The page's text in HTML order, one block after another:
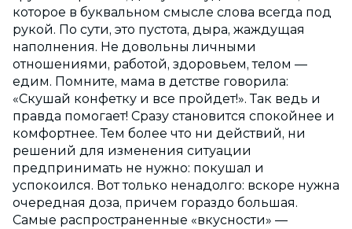
которое в буквальном смысле слова всегда под
рукой. По сути, это пустота, дыра, жаждущая
наполнения. Не довольны личными
отношениями, работой, здоровьем, телом —
едим. Помните, мама в детстве говорила:
«Скушай конфетку и все пройдет!». Так ведь и
правда помогает! Сразу становится спокойнее и
комфортнее. Тем более что ни действий, ни
решений для изменения ситуации
предпринимать не нужно: покушал и
успокоился. Вот только ненадолго: вскоре нужна
очередная доза, причем гораздо большая.
Самые распространенные «вкусности» —